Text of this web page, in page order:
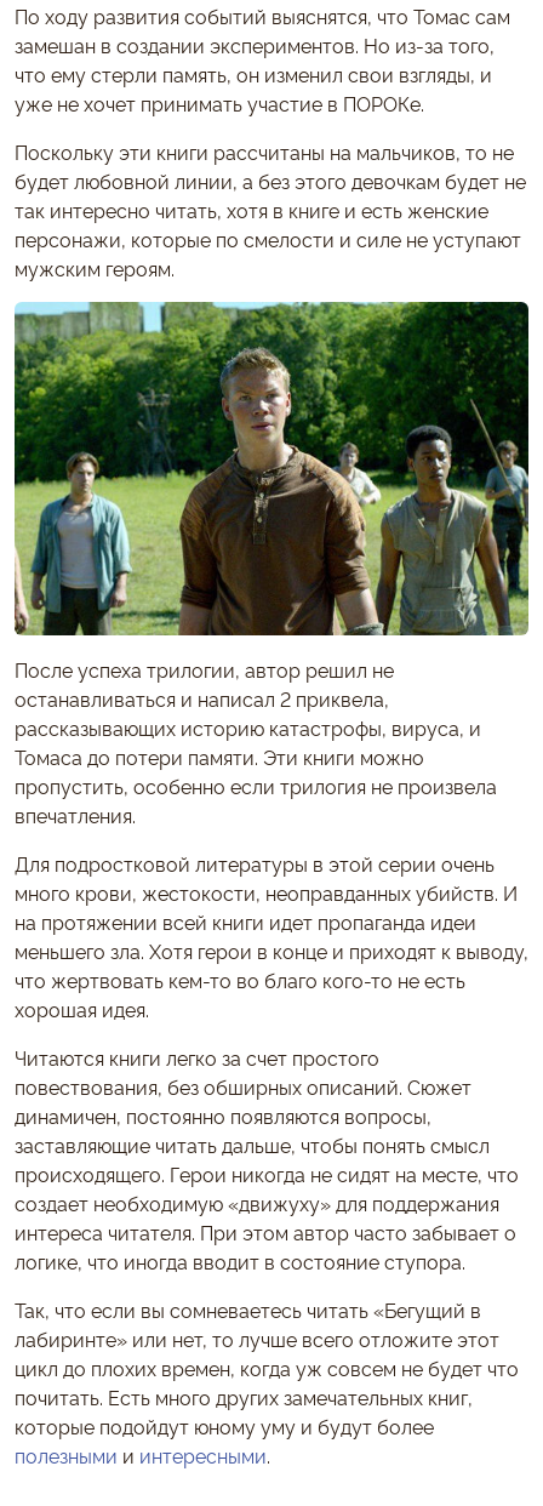
По ходу развития событий выяснятся, что Томас сам
замешан в создании экспериментов. Но из-за того,
что ему стерли память, он изменил свои взгляды, и
уже не хочет принимать участие в ПОРОКе.
Поскольку эти книги рассчитаны на мальчиков, то не
будет любовной линии, а без этого девочкам будет не
так интересно читать, хотя в книге и есть женские
персонажи, которые по смелости и силе не уступают
мужским героям.
После успеха трилогии, автор решил не
останавливаться и написал 2 приквела,
рассказывающих историю катастрофы, вируса, и
Томаса до потери памяти. Эти книги можно
пропустить, особенно если трилогия не произвела
впечатления.
Для подростковой литературы в этой серии очень
много крови, жестокости, неоправданных убийств. И
на протяжении всей книги идет пропаганда идеи
меньшего зла. Хотя герои в конце и приходят к выводу,
что жертвовать кем-то во благо кого-то не есть
хорошая идея.
Читаются книги легко за счет простого
повествования, без обширных описаний. Сюжет
динамичен, постоянно появляются вопросы,
заставляющие читать дальше, чтобы понять смысл
происходящего. Герои никогда не сидят на месте, что
создает необходимую «движуху» для поддержания
интереса читателя. При этом автор часто забывает о
логике, что иногда вводит в состояние ступора.
Так, что если вы сомневаетесь читать «Бегущий в
лабиринте» или нет, то лучше всего отложите этот
цикл до плохих времен, когда уж совсем не будет что
почитать. Есть много других замечательных книг,
которые подойдут юному уму и будут более
полезными и интересными.